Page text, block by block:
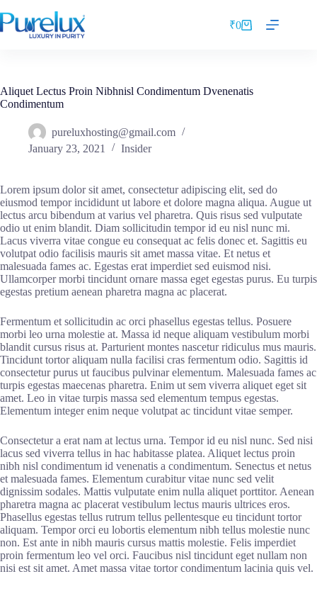
₹0
Aliquet Lectus Proin Nibhnisl Condimentum Dvenenatis
Condimentum
pureluxhosting@gmail.com
January 23, 2021
Insider
Lorem ipsum dolor sit amet, consectetur adipiscing elit, sed do
eiusmod tempor incididunt ut labore et dolore magna aliqua. Augue ut
lectus arcu bibendum at varius vel pharetra. Quis risus sed vulputate
odio ut enim blandit. Diam sollicitudin tempor id eu nisl nunc mi.
Lacus viverra vitae congue eu consequat ac felis donec et. Sagittis eu
volutpat odio facilisis mauris sit amet massa vitae. Et netus et
malesuada fames ac. Egestas erat imperdiet sed euismod nisi.
Ullamcorper morbi tincidunt ornare massa eget egestas purus. Eu turpis
egestas pretium aenean pharetra magna ac placerat.
Fermentum et sollicitudin ac orci phasellus egestas tellus. Posuere
morbi leo urna molestie at. Massa id neque aliquam vestibulum morbi
blandit cursus risus at. Parturient montes nascetur ridiculus mus mauris.
Tincidunt tortor aliquam nulla facilisi cras fermentum odio. Sagittis id
consectetur purus ut faucibus pulvinar elementum. Malesuada fames ac
turpis egestas maecenas pharetra. Enim ut sem viverra aliquet eget sit
amet. Leo in vitae turpis massa sed elementum tempus egestas.
Elementum integer enim neque volutpat ac tincidunt vitae semper.
Consectetur a erat nam at lectus urna. Tempor id eu nisl nunc. Sed nisi
lacus sed viverra tellus in hac habitasse platea. Aliquet lectus proin
nibh nisl condimentum id venenatis a condimentum. Senectus et netus
et malesuada fames. Elementum curabitur vitae nunc sed velit
dignissim sodales. Mattis vulputate enim nulla aliquet porttitor. Aenean
pharetra magna ac placerat vestibulum lectus mauris ultrices eros.
Phasellus egestas tellus rutrum tellus pellentesque eu tincidunt tortor
aliquam. Tempor orci eu lobortis elementum nibh tellus molestie nunc
non. Est ante in nibh mauris cursus mattis molestie. Felis imperdiet
proin fermentum leo vel orci. Faucibus nisl tincidunt eget nullam non
nisi est sit amet. Amet massa vitae tortor condimentum lacinia quis vel.